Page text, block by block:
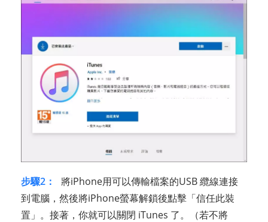
步驟2：
將iPhone用可以傳輸檔案的USB 纜線連接
到電腦，然後將iPhone螢幕解鎖後點擊「信任此裝
置」。接著，你就可以關閉 iTunes 了。（若不將